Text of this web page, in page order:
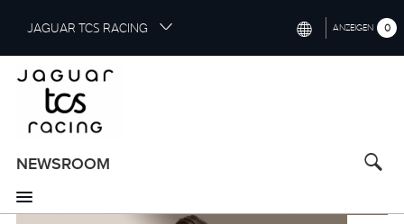
i
p
a
n
c
JAGUAR TCS RACING ANZEIGEN 0
NEWSROOM